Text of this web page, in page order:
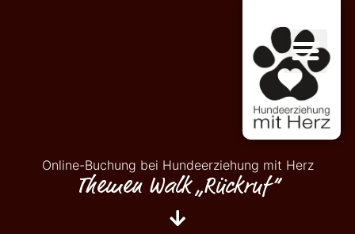
Online-Buchung bei Hundeerziehung mit Herz
Themen Walk „Rückruf“